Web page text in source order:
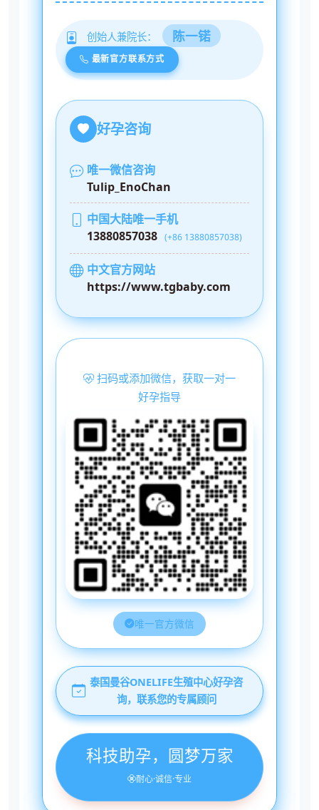
创始人兼院长： 陈一锘
最新官方联系方式
好孕咨询
唯一微信咨询
Tulip_EnoChan
中国大陆唯一手机
13880857038 (+86 13880857038)
中文官方网站
https://www.tgbaby.com
扫码或添加微信，获取一对一
好孕指导
唯一官方微信
泰国曼谷ONELIFE生殖中心好孕咨
询，联系您的专属顾问
科技助孕，圆梦万家
耐心·诚信·专业